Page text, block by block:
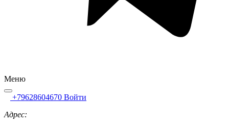
Меню
+79628604670 Войти
Адрес: